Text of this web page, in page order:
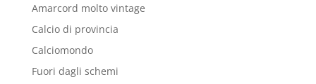
Amarcord molto vintage
Calcio di provincia
Calciomondo
Fuori dagli schemi